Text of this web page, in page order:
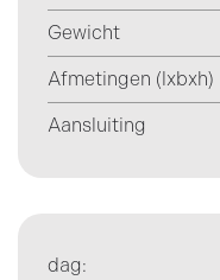
Gewicht
Afmetingen (lxbxh)
Aansluiting
dag: